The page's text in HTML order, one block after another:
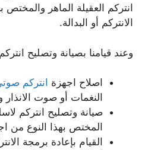
انتركم العقيلة الماهر
الانتركم أو البدالة.
وعند قيامنا بصيانة وتصليح
اصلاح اجهزة انتركم
النغمات أو صوت
صيانة وتصليح انتركم
المختص بهذا النوع من
القيام بإعادة برمجة